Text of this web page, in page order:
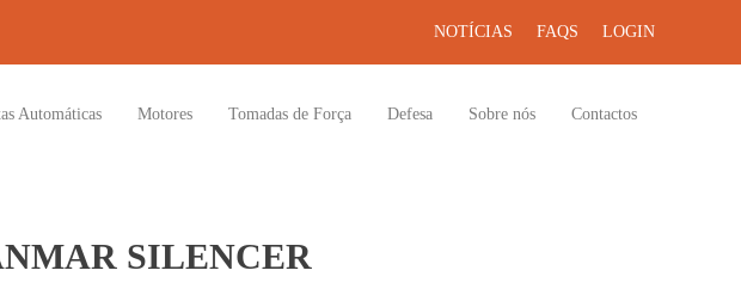
NOTÍCIAS FAQS LOGIN
Automáticas Motores Tomadas de Força Defesa Sobre nós Contactos
SILENCER